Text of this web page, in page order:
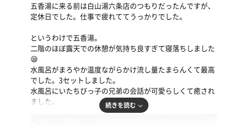
五香湯に来る前は白山湯六条店のつもりだったんですが、
定休日でした。仕事で疲れててうっかりでした。
というわけで五香湯。
二階のほぼ露天での休憩が気持ち良すぎて寝落ちしました
😪
水風呂がまろやか温度ながらかけ流し量たまらんくて最高
でした。3セットしました。
水風呂にいたちびっ子の兄弟の会話が可愛らしくて癒され
ました。
続きを読む